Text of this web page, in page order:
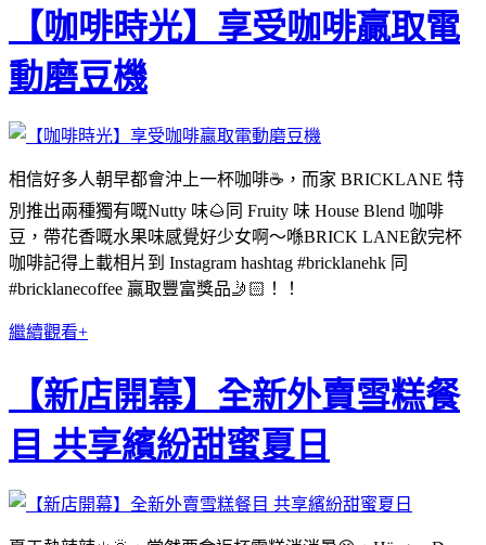
【咖啡時光】享受咖啡贏取電
動磨豆機
相信好多人朝早都會沖上一杯咖啡☕️，而家 BRICKLANE 特
別推出兩種獨有嘅Nutty 味🌰同 Fruity 味 House Blend 咖啡
豆，帶花香嘅水果味感覺好少女啊～喺BRICK LANE飲完杯
咖啡記得上載相片到 Instagram hashtag #bricklanehk 同
#bricklanecoffee 贏取豐富獎品🤳🏻！！
繼續觀看+
【新店開幕】全新外賣雪糕餐
目 共享繽紛甜蜜夏日